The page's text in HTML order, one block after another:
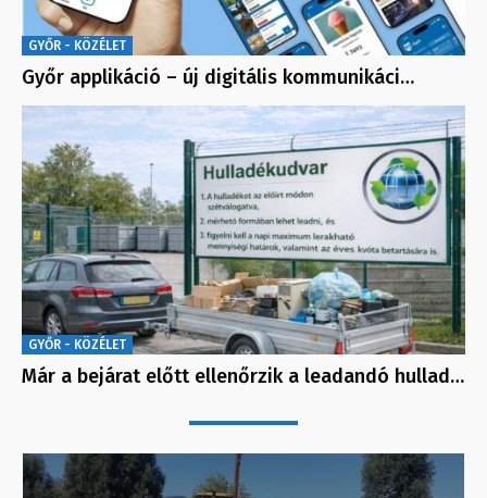
GYŐR - KÖZÉLET
Győr applikáció – új digitális kommunikáci…
GYŐR - KÖZÉLET
Már a bejárat előtt ellenőrzik a leadandó hullad…